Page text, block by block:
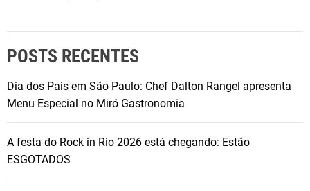
POSTS RECENTES
Dia dos Pais em São Paulo: Chef Dalton Rangel apresenta
Menu Especial no Miró Gastronomia
A festa do Rock in Rio 2026 está chegando: Estão
ESGOTADOS